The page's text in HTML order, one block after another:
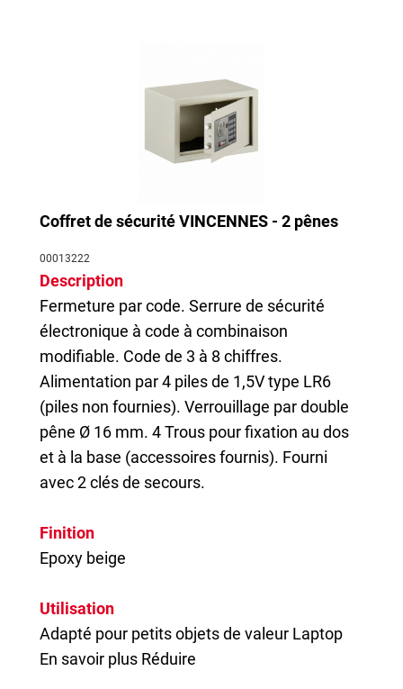
Coffret de sécurité VINCENNES - 2 pênes
00013222
Description
Fermeture par code. Serrure de sécurité
électronique à code à combinaison
modifiable. Code de 3 à 8 chiffres.
Alimentation par 4 piles de 1,5V type LR6
(piles non fournies). Verrouillage par double
pêne Ø 16 mm. 4 Trous pour fixation au dos
et à la base (accessoires fournis). Fourni
avec 2 clés de secours.
Finition
Epoxy beige
Utilisation
Adapté pour petits objets de valeur Laptop
En savoir plus Réduire